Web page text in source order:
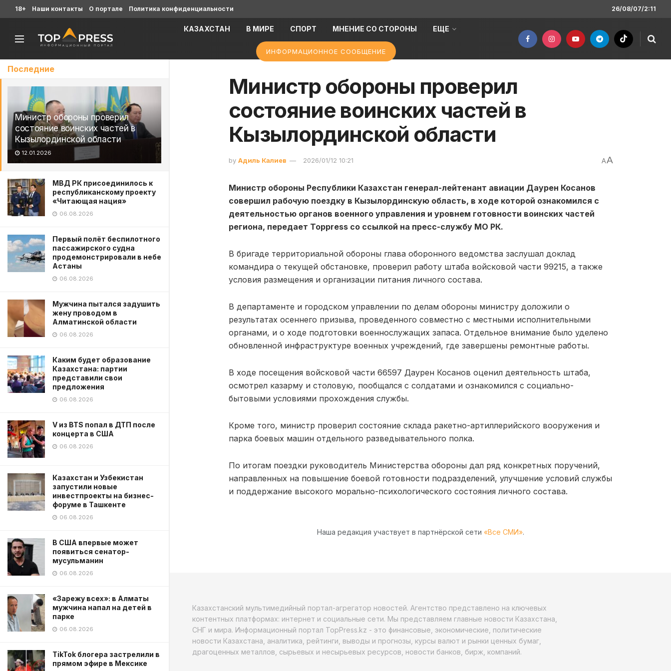
Последние
Министр обороны проверил
состояние воинских частей в
Кызылординской области
12.01.2026
МВД РК присоединилось к
республиканскому проекту
«Читающая нация»
06.08.2026
Первый полёт беспилотного
пассажирского судна
продемонстрировали в небе
Астаны
06.08.2026
Мужчина пытался задушить
жену проводом в
Алматинской области
06.08.2026
Каким будет образование
Казахстана: партии
представили свои
предложения
06.08.2026
V из BTS попал в ДТП после
концерта в США
06.08.2026
Казахстан и Узбекистан
запустили новые
инвестпроекты на бизнес-
форуме в Ташкенте
06.08.2026
В США впервые может
появиться сенатор-
мусульманин
06.08.2026
«Зарежу всех»: в Алматы
мужчина напал на детей в
парке
06.08.2026
TikTok блогера застрелили в
прямом эфире в Мексике
18+ Наши контакты О портале Политика конфиденциальности 26/08/07/2:11
КАЗАХСТАН В МИРЕ СПОРТ МНЕНИЕ СО СТОРОНЫ ЕЩЕ
ИНФОРМАЦИОННОЕ СООБЩЕНИЕ
Министр обороны проверил
состояние воинских частей в
Кызылординской области
by Адиль Калиев 2026/01/12 10:21 AA
Министр обороны Республики Казахстан генерал-лейтенант авиации Даурен Косанов
совершил рабочую поездку в Кызылординскую область, в ходе которой ознакомился с
деятельностью органов военного управления и уровнем готовности воинских частей
региона, передает Toppress со ссылкой на пресс-службу МО РК.
В бригаде территориальной обороны глава оборонного ведомства заслушал доклад
командира о текущей обстановке, проверил работу штаба войсковой части 99215, а также
условия размещения и организации питания личного состава.
В департаменте и городском управлении по делам обороны министру доложили о
результатах осеннего призыва, проведенного совместно с местными исполнительными
органами, и о ходе подготовки военнослужащих запаса. Отдельное внимание было уделено
обновленной инфраструктуре военных учреждений, где завершены ремонтные работы.
В ходе посещения войсковой части 66597 Даурен Косанов оценил деятельность штаба,
осмотрел казарму и столовую, пообщался с солдатами и ознакомился с социально-
бытовыми условиями прохождения службы.
Кроме того, министр проверил состояние склада ракетно-артиллерийского вооружения и
парка боевых машин отдельного разведывательного полка.
По итогам поездки руководитель Министерства обороны дал ряд конкретных поручений,
направленных на повышение боевой готовности подразделений, улучшение условий службы
и поддержание высокого морально-психологического состояния личного состава.
Наша редакция участвует в партнёрской сети «Все СМИ».
Казахстанский мультимедийный портал-агрегатор новостей. Агентство представлено на ключевых
контентных платформах: интернет и социальные сети. Мы представляем главные новости Казахстана,
СНГ и мира. Информационный портал TopPress.kz - это финансовые, экономические, политические
новости Казахстана, аналитика, рейтинги, выводы и прогнозы, курсы валют и рынки ценных бумаг,
драгоценных металлов, сырьевых и несырьевых ресурсов, новости банков, бирж, компаний.